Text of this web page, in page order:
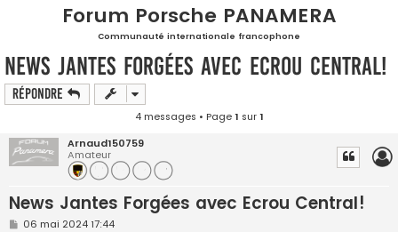
Forum Porsche PANAMERA
Communauté internationale francophone
News Jantes Forgées avec Ecrou Central!
Répondre
4 messages • Page1 sur1
Arnaud150759
Amateur
News Jantes Forgées avec Ecrou Central!
M
06 mai 2024 17:44